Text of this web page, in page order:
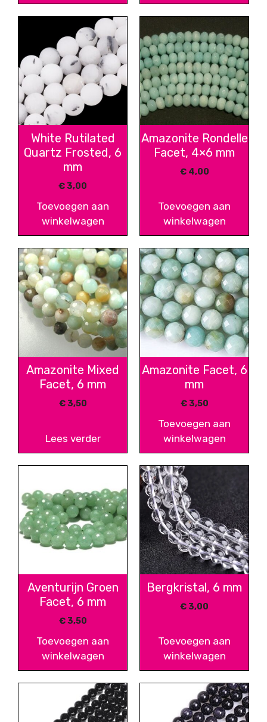
White Rutilated
Quartz Frosted, 6
mm
€3,00
Toevoegen aan
winkelwagen
Amazonite Rondelle
Facet, 4×6 mm
€4,00
Toevoegen aan
winkelwagen
Amazonite Mixed
Facet, 6 mm
€3,50
Lees verder
Amazonite Facet, 6
mm
€3,50
Toevoegen aan
winkelwagen
Aventurijn Groen
Facet, 6 mm
€3,50
Toevoegen aan
winkelwagen
Bergkristal, 6 mm
€3,00
Toevoegen aan
winkelwagen